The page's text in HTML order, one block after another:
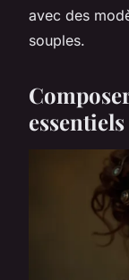
avec des
souples.